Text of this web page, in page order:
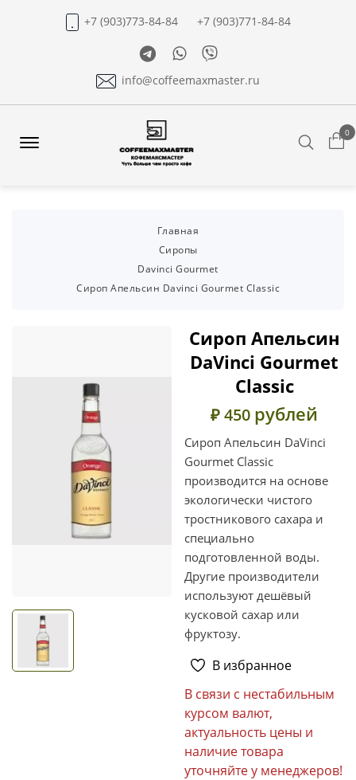
+7 (903)773-84-84
+7 (903)771-84-84
TelegramWhatsapp
Viber
info@coffeemaxmaster.ru
0
Главная
Сиропы
Davinci Gourmet
Сироп Апельсин Davinci Gourmet Classic
Сироп Апельсин
DaVinci Gourmet
Classic
₽ 450 рублей
Сироп Апельсин DaVinci
Gourmet Classic
производится на основе
экологически чистого
тростникового сахара и
специально
подготовленной воды.
Другие производители
используют дешёвый
кусковой сахар или
фруктозу.
В избранное
В связи с нестабильным
курсом валют,
актуальность цены и
наличие товара
уточняйте у менеджеров!